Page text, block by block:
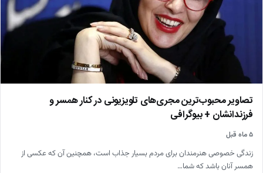
تصاویر محبوب‌ترین مجری‌های تلویزیونی در کنار همسر و
فرزندانشان + بیوگرافی
۵ ماه قبل
زندگی خصوصی هنرمندان برای مردم بسیار جذاب است، همچنین آن که عکسی از
همسر آنان باشد که شما…